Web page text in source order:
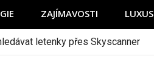
ZAJÍMAVOSTI LUXUS
letenky přes Skyscanner